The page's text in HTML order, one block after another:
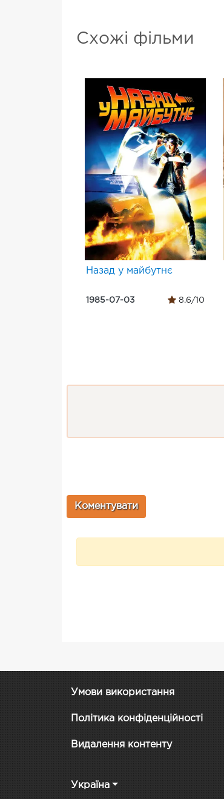
Схожі фільми
Назад у майбутнє
1985-07-03 8.6/10
Умови використання
Політика конфіденційності
Видалення контенту
Україна